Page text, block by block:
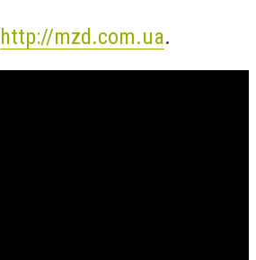
http://mzd.com.ua.